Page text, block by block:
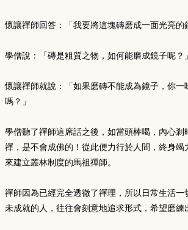
懷讓禪師回答：「我要將這塊磚磨成一面光亮的
學僧說：「磚是粗質之物，如何能磨成鏡子呢？」
懷讓禪師就說：「如果磨磚不能成為鏡子，你一
嗎？」
學僧聽了禪師這席話之後，如當頭棒喝，內心剎
禪，是不會成佛的！從此便力行於人間，終身竭
來建立叢林制度的馬祖禪師。
禪師因為已經完全透徹了禪理，所以日常生活一
未成就的人，往往會刻意地追求形式，希望磨練